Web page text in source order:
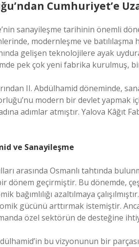
Cumhuriyet’e
sanayileşme tarihinin önemli
modernleşme ve batılılaşma
gelişen teknolojilere ayak
pek çok yeni fabrika kurulmuş,
II. Abdülhamid döneminde,
modern bir devlet yapmak
adımlar atmıştır. Yalova Kâğıt
ve Sanayileşme
arasında Osmanlı tahtında
dönem geçirmiştir. Bu dönemde,
bağımlılığı azaltılmaya
gücünü arttırmak istemiştir.
özel sektörün de desteğine
bu vizyonunun bir